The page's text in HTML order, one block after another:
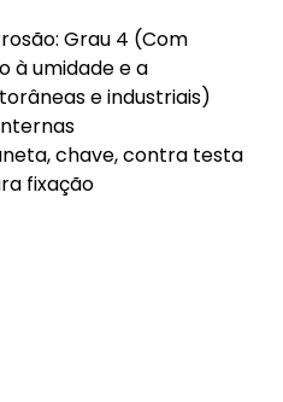
Grau 4 (Com
à umidade e a
e industriais)
chave, contra testa
fixação